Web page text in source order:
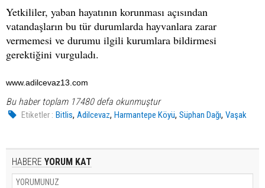
Yetkililer, yaban hayatının korunması açısından
vatandaşların bu tür durumlarda hayvanlara zarar
vermemesi ve durumu ilgili kurumlara bildirmesi
gerektiğini vurguladı.
www.adilcevaz13.com
Bu haber toplam 17480 defa okunmuştur
Etiketler : Bitlis,Adilcevaz,Harmantepe Köyü,Süphan Dağı,Vaşak
HABERE YORUM KAT